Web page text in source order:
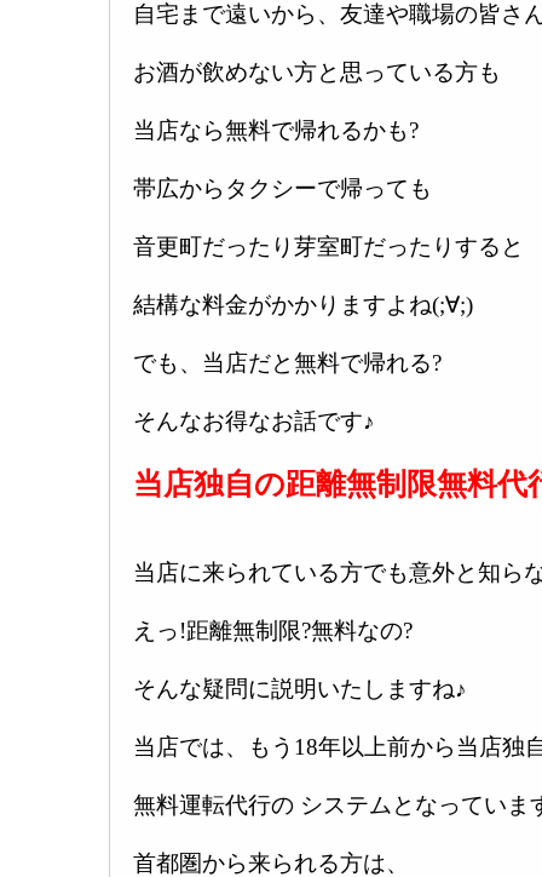
自宅まで遠いから、友達や職場の皆さ
お酒が飲めない方と思っている方も
当店なら無料で帰れるかも?
帯広からタクシーで帰っても
音更町だったり芽室町だったりすると
結構な料金がかかりますよね(;∀;)
でも、当店だと無料で帰れる?
そんなお得なお話です♪
当店独自の距離無制限無料代
当店に来られている方でも意外と知ら
えっ!距離無制限?無料なの?
そんな疑問に説明いたしますね♪
当店では、もう18年以上前から当店独
無料運転代行の システムとなっていま
首都圏から来られる方は、